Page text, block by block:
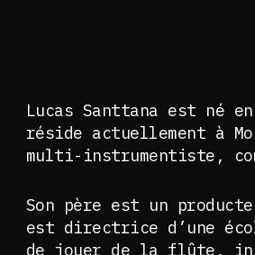
Lucas Santtana est né
réside actuellement à
multi-instrumentiste,
Son père est un
est directrice d’une
de jouer de la flûte,